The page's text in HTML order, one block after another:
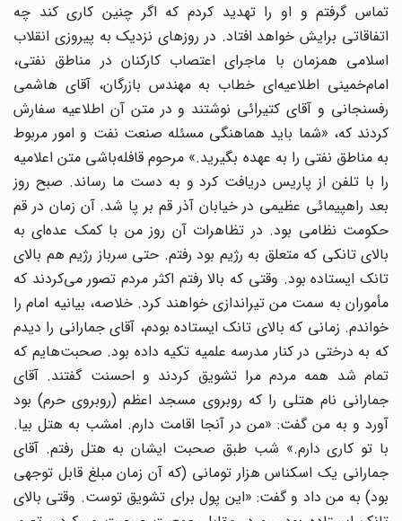
تماس گرفتم و او را تهدید کردم که اگر چنین کاری کند چه
اتفاقاتی برایش خواهد افتاد. در روزهای نزدیک به پیروزی انقلاب
اسلامی همزمان با ماجرای اعتصاب کارکنان در مناطق نفتی،
امام‌خمینی اطلاعیه‌ای خطاب به مهندس بازرگان، آقای هاشمی
رفسنجانی و آقای کتیرائی نوشتند و در متن آن اطلاعیه سفارش
کردند که، «شما باید هماهنگی مسئله صنعت نفت و امور مربوط
به مناطق نفتی را به عهده بگیرید.» مرحوم قافله‌باشی متن اعلامیه
را با تلفن از پاریس دریافت کرد و به دست ما رساند. صبح روز
بعد راهپیمائی عظیمی در خیابان آذر قم بر پا شد. آن زمان در قم
حکومت نظامی بود. در تظاهرات آن روز من با کمک عده‌ای به
بالای تانکی که متعلق به رژیم بود رفتم. حتی سرباز رژیم هم بالای
تانک ایستاده بود. وقتی که بالا رفتم اکثر مردم تصور می‌کردند که
مأموران به سمت من تیراندازی خواهند کرد. خلاصه، بیانیه امام را
خواندم. زمانی که بالای تانک ایستاده بودم، آقای جمارانی را دیدم
که به درختی در کنار مدرسه علمیه تکیه داده بود. صحبت‌هایم که
تمام شد همه مردم مرا تشویق کردند و احسنت گفتند. آقای
جمارانی نام هتلی را که روبروی مسجد اعظم (روبروی حرم) بود
آورد و به من گفت: «من در آنجا اقامت دارم. امشب به هتل بیا.
با تو کاری دارم.» شب طبق صحبت ایشان به هتل رفتم. آقای
جمارانی یک اسکناس هزار تومانی (که آن زمان مبلغ قابل توجهی
بود) به من داد و گفت: «این پول برای تشویق توست. وقتی بالای